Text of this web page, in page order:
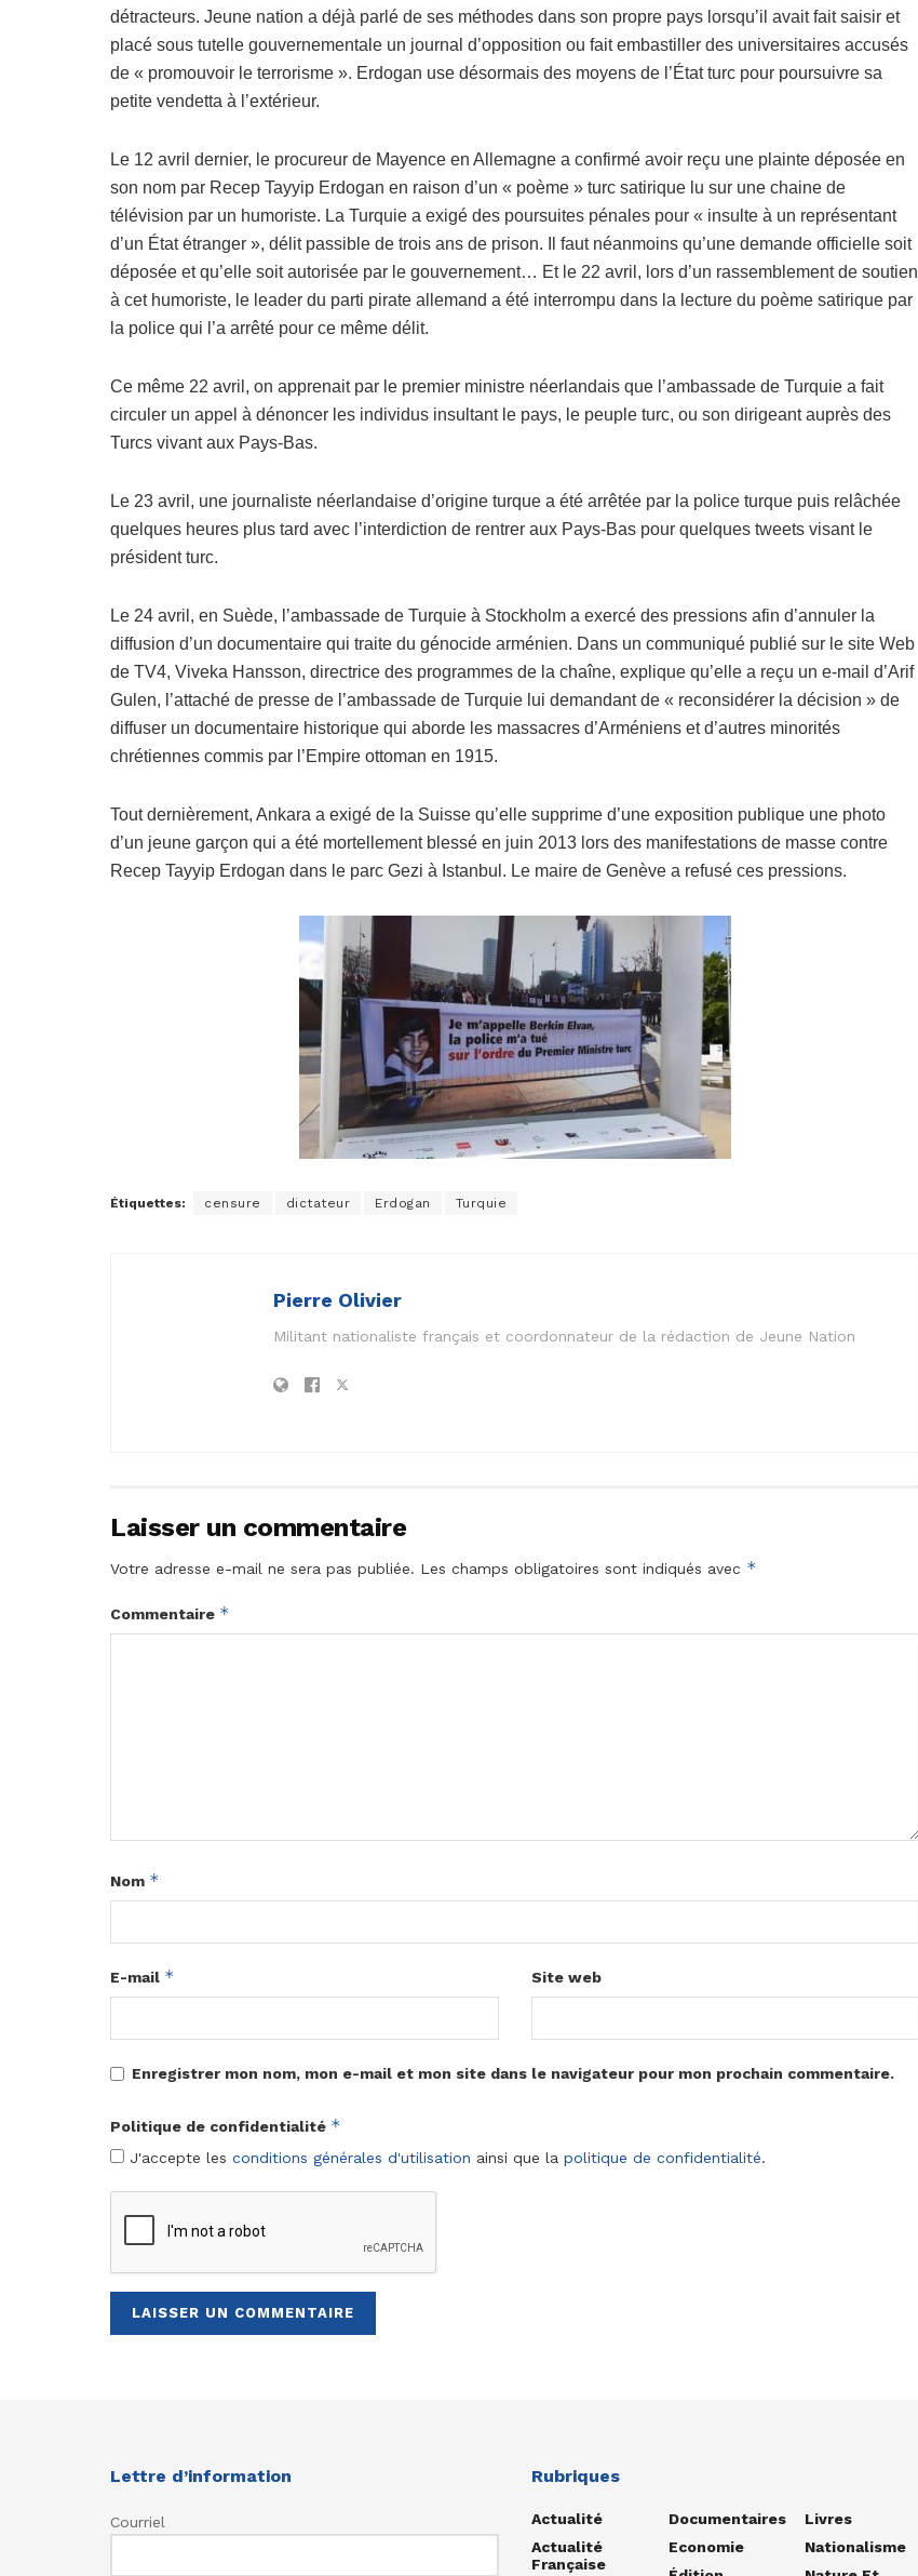
détracteurs. Jeune nation a déjà parlé de ses méthodes dans son propre pays lorsqu’il avait fait saisir et
placé sous tutelle gouvernementale un journal d’opposition ou fait embastiller des universitaires accusés
de « promouvoir le terrorisme ». Erdogan use désormais des moyens de l’État turc pour poursuivre sa
petite vendetta à l’extérieur.
Le 12 avril dernier, le procureur de Mayence en Allemagne a confirmé avoir reçu une plainte déposée en
son nom par Recep Tayyip Erdogan en raison d’un « poème » turc satirique lu sur une chaine de
télévision par un humoriste. La Turquie a exigé des poursuites pénales pour « insulte à un représentant
d’un État étranger », délit passible de trois ans de prison. Il faut néanmoins qu’une demande officielle soit
déposée et qu’elle soit autorisée par le gouvernement… Et le 22 avril, lors d’un rassemblement de soutien
à cet humoriste, le leader du parti pirate allemand a été interrompu dans la lecture du poème satirique par
la police qui l’a arrêté pour ce même délit.
Ce même 22 avril, on apprenait par le premier ministre néerlandais que l’ambassade de Turquie a fait
circuler un appel à dénoncer les individus insultant le pays, le peuple turc, ou son dirigeant auprès des
Turcs vivant aux Pays-Bas.
Le 23 avril, une journaliste néerlandaise d’origine turque a été arrêtée par la police turque puis relâchée
quelques heures plus tard avec l’interdiction de rentrer aux Pays-Bas pour quelques tweets visant le
président turc.
Le 24 avril, en Suède, l’ambassade de Turquie à Stockholm a exercé des pressions afin d’annuler la
diffusion d’un documentaire qui traite du génocide arménien. Dans un communiqué publié sur le site Web
de TV4, Viveka Hansson, directrice des programmes de la chaîne, explique qu’elle a reçu un e-mail d’Arif
Gulen, l’attaché de presse de l’ambassade de Turquie lui demandant de « reconsidérer la décision » de
diffuser un documentaire historique qui aborde les massacres d’Arméniens et d’autres minorités
chrétiennes commis par l’Empire ottoman en 1915.
Tout dernièrement, Ankara a exigé de la Suisse qu’elle supprime d’une exposition publique une photo
d’un jeune garçon qui a été mortellement blessé en juin 2013 lors des manifestations de masse contre
Recep Tayyip Erdogan dans le parc Gezi à Istanbul. Le maire de Genève a refusé ces pressions.
Étiquettes: censure dictateur Erdogan Turquie
Pierre Olivier
Militant nationaliste français et coordonnateur de la rédaction de Jeune Nation
Laisser un commentaire
Votre adresse e-mail ne sera pas publiée. Les champs obligatoires sont indiqués avec *
Commentaire *
Nom *
E-mail * Site web
Enregistrer mon nom, mon e-mail et mon site dans le navigateur pour mon prochain commentaire.
Politique de confidentialité *
J'accepte les conditions générales d'utilisation ainsi que la politique de confidentialité.
Lettre d’information
Courriel
Rubriques
Actualité
Actualité
Française
Documentaires
Economie
Livres
Nationalisme